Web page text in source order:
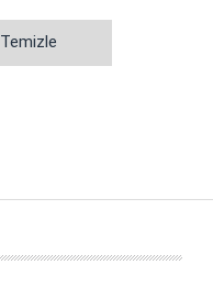
Temizle